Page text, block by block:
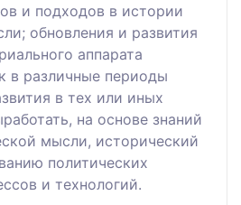
и подходов в истории
обновления и развития
аппарата
в различные периоды
в тех или иных
на основе знаний
мысли, исторический
политических
и технологий.